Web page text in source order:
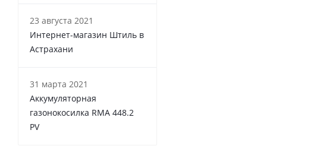
23 августа 2021
Интернет-магазин Штиль в
Астрахани
31 марта 2021
Аккумуляторная
газонокосилка RMA 448.2
PV